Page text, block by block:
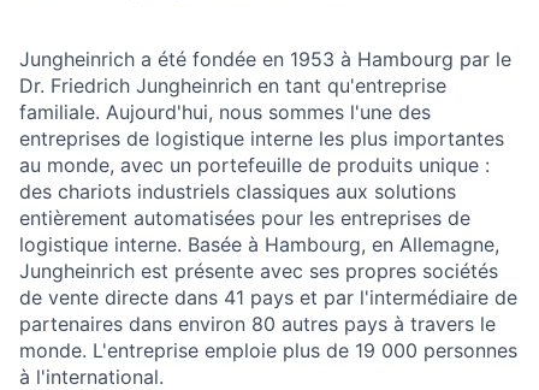
Jungheinrich a été fondée en 1953 à Hambourg par le
Dr. Friedrich Jungheinrich en tant qu'entreprise
familiale. Aujourd'hui, nous sommes l'une des
entreprises de logistique interne les plus importantes
au monde, avec un portefeuille de produits unique :
des chariots industriels classiques aux solutions
entièrement automatisées pour les entreprises de
logistique interne. Basée à Hambourg, en Allemagne,
Jungheinrich est présente avec ses propres sociétés
de vente directe dans 41 pays et par l'intermédiaire de
partenaires dans environ 80 autres pays à travers le
monde. L'entreprise emploie plus de 19 000 personnes
à l'international.